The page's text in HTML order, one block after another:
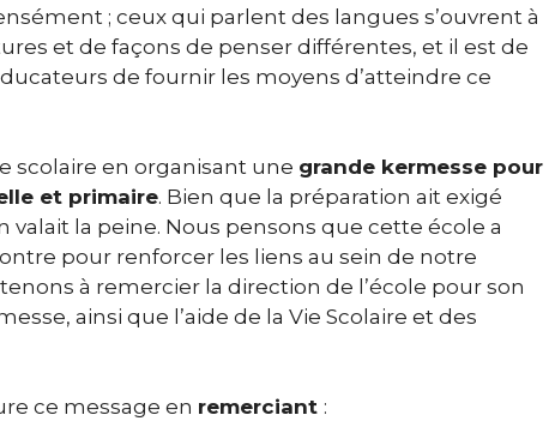
; ceux qui parlent des langues s’ouvrent à
et de façons de penser différentes, et il est de
de fournir les moyens d’atteindre ce
scolaire en organisant une grande kermesse pour
et primaire. Bien que la préparation ait exigé
valait la peine. Nous pensons que cette école a
pour renforcer les liens au sein de notre
à remercier la direction de l’école pour son
ainsi que l’aide de la Vie Scolaire et des
ce message en remerciant :